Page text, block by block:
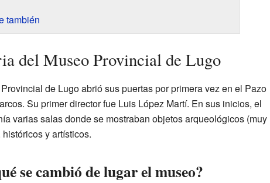
también
del Museo Provincial de Lugo
de Lugo abrió sus puertas por primera vez en el Pazo
Su primer director fue Luis López Martí. En sus inicios, el
varias salas donde se mostraban objetos arqueológicos (muy
y artísticos.
se cambió de lugar el museo?